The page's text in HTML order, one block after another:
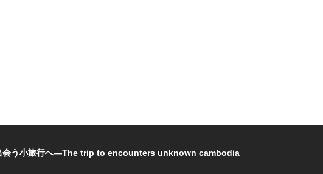
会う小旅行へ―The trip to encounters unknown cambodia